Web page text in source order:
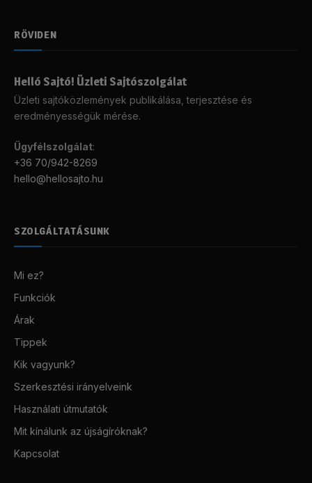
RÖVIDEN
Helló Sajtó! Üzleti Sajtószolgálat
Üzleti sajtóközlemények publikálása, terjesztése és
eredményességük mérése.
Ügyfélszolgálat:
+36 70/942-8269
hello@hellosajto.hu
SZOLGÁLTATÁSUNK
Mi ez?
Funkciók
Árak
Tippek
Kik vagyunk?
Szerkesztési irányelveink
Használati útmutatók
Mit kínálunk az újságíróknak?
Kapcsolat